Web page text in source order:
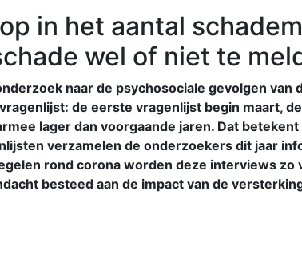
in het aantal
wel of niet te
naar de psychosociale gevolgen van
de eerste vragenlijst begin maart,
lager dan voorgaande jaren. Dat
verzamelen de onderzoekers dit jaar
rond corona worden deze interviews zo
besteed aan de impact van de